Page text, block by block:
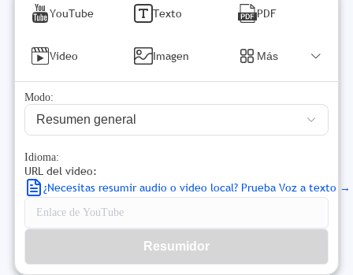
YouTube Texto PDF
Video Imagen Más
Modo:
Resumen general
Idioma:
URL del video:
¿Necesitas resumir audio o video local? Prueba Voz a texto →
Resumidor